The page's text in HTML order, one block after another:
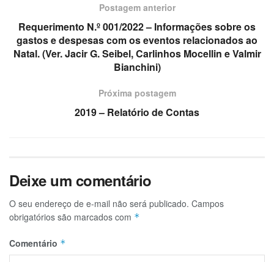
Postagem anterior
Requerimento N.º 001/2022 – Informações sobre os
gastos e despesas com os eventos relacionados ao
Natal. (Ver. Jacir G. Seibel, Carlinhos Mocellin e Valmir
Bianchini)
Próxima postagem
2019 – Relatório de Contas
Deixe um comentário
O seu endereço de e-mail não será publicado. Campos
obrigatórios são marcados com *
Comentário *